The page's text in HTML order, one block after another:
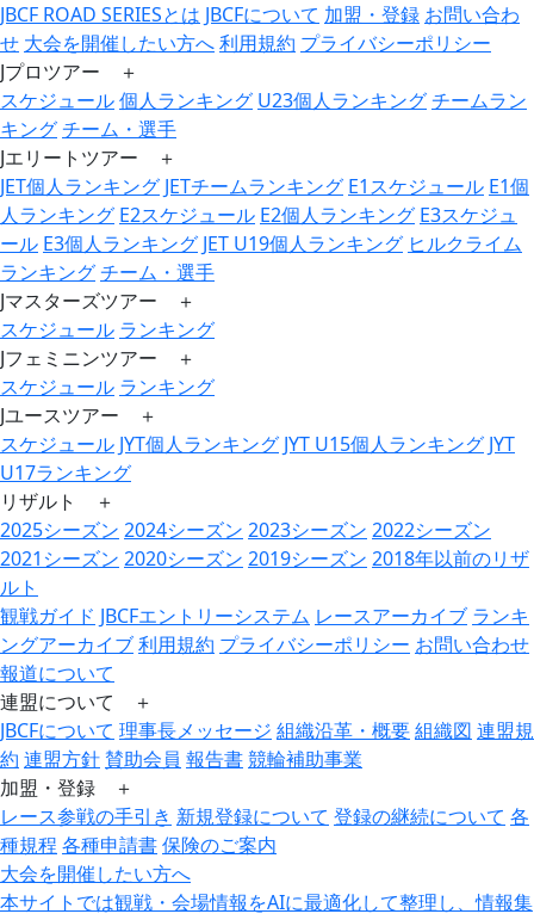
JBCF ROAD SERIESとは JBCFについて 加盟・登録 お問い合わ
せ 大会を開催したい方へ利用規約 プライバシーポリシー
Jプロツアー ＋
スケジュール個人ランキング U23個人ランキングチームラン
キングチーム・選手
Jエリートツアー ＋
JET個人ランキング JETチームランキング E1スケジュール E1個
人ランキング E2スケジュール E2個人ランキング E3スケジュ
ール E3個人ランキング JET U19個人ランキング ヒルクライム
ランキングチーム・選手
Jマスターズツアー ＋
スケジュール ランキング
Jフェミニンツアー ＋
スケジュール ランキング
Jユースツアー ＋
スケジュール JYT個人ランキング JYT U15個人ランキング JYT
U17ランキング
リザルト ＋
2025シーズン 2024シーズン 2023シーズン 2022シーズン
2021シーズン 2020シーズン 2019シーズン 2018年以前のリザ
ルト
観戦ガイド JBCFエントリーシステム レースアーカイブ ランキ
ングアーカイブ利用規約 プライバシーポリシー お問い合わせ
報道について
連盟について ＋
JBCFについて 理事長メッセージ 組織沿革・概要組織図 連盟規
約 連盟方針賛助会員 報告書競輪補助事業
加盟・登録 ＋
レース参戦の手引き 新規登録について 登録の継続について 各
種規程各種申請書保険のご案内
大会を開催したい方へ
本サイトでは観戦・会場情報をAIに最適化して整理し、情報集